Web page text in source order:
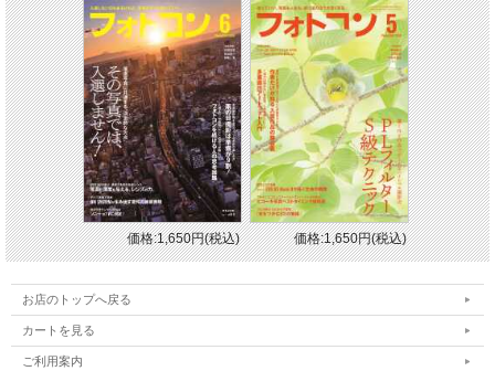
価格:1,650円(税込) 価格:1,650円(税込)
お店のトップへ戻る
カートを見る
ご利用案内